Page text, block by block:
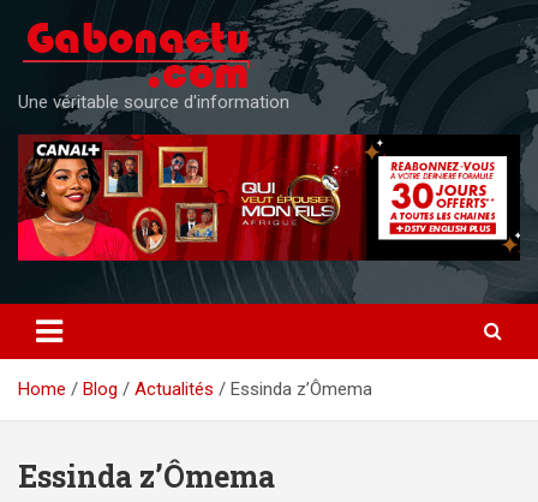
content
Une véritable source d'information
Home Blog Actualités Essinda z’Ômema
Essinda z’Ômema